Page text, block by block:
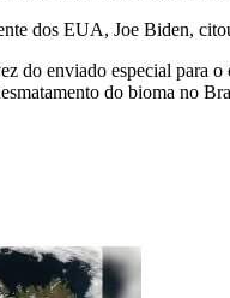
dos EUA, Joe Biden,
do enviado especial para
do bioma no